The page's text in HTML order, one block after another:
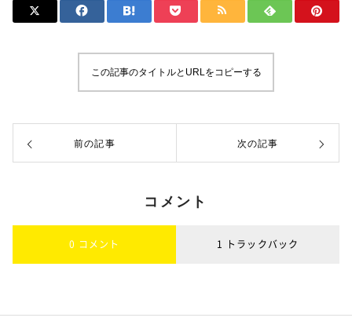
この記事のタイトルとURLをコピーする
前の記事 次の記事
コメント
0 コメント 1 トラックバック